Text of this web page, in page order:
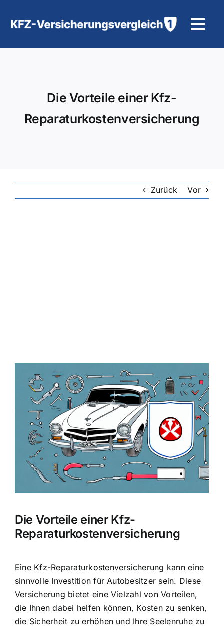
Inhalt
Hilfe und Kontakt
Die Vorteile einer Kfz-
Reparaturkostenversicherung
Zurück Vor
grösseres
Die Vorteile einer Kfz-
Reparaturkostenversicherung
Eine Kfz-Reparaturkostenversicherung kann eine
sinnvolle Investition für Autobesitzer sein. Diese
Versicherung bietet eine Vielzahl von Vorteilen,
die Ihnen dabei helfen können, Kosten zu senken,
die Sicherheit zu erhöhen und Ihre Seelenruhe zu